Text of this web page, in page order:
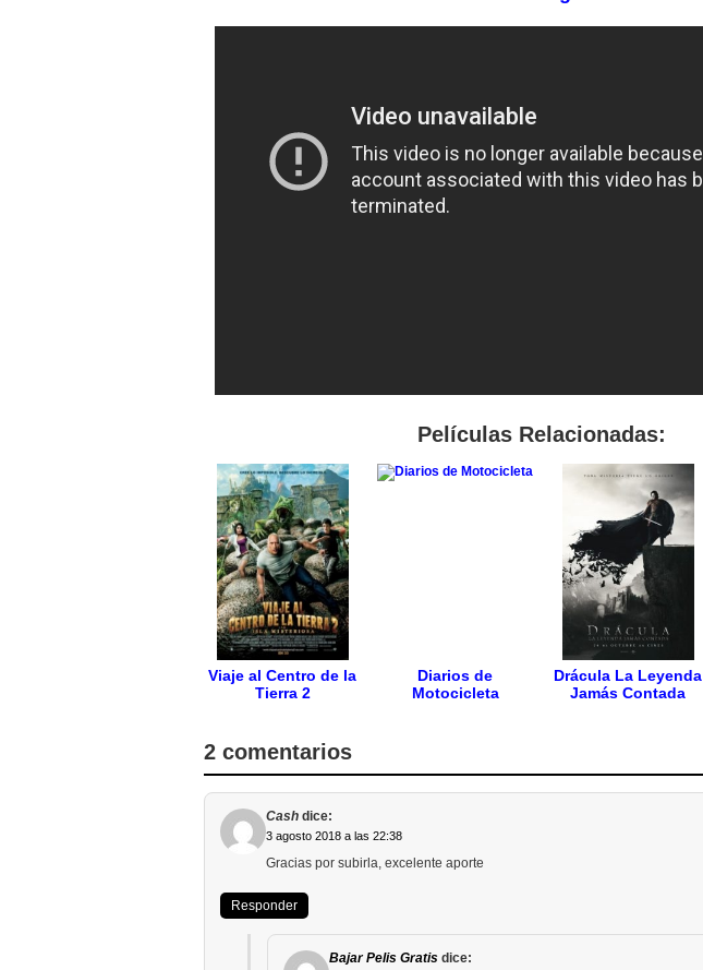
Películas Relacionadas:
Viaje al Centro de la
Tierra 2
Diarios de
Motocicleta
Drácula La Leyenda
Jamás Contada
2 comentarios
Cash dice:
3 agosto 2018 a las 22:38
Gracias por subirla, excelente aporte
Responder
Bajar Pelis Gratis dice: